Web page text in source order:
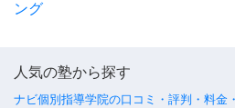
ング
人気の塾から探す
ナビ個別指導学院の口コミ・評判・料金